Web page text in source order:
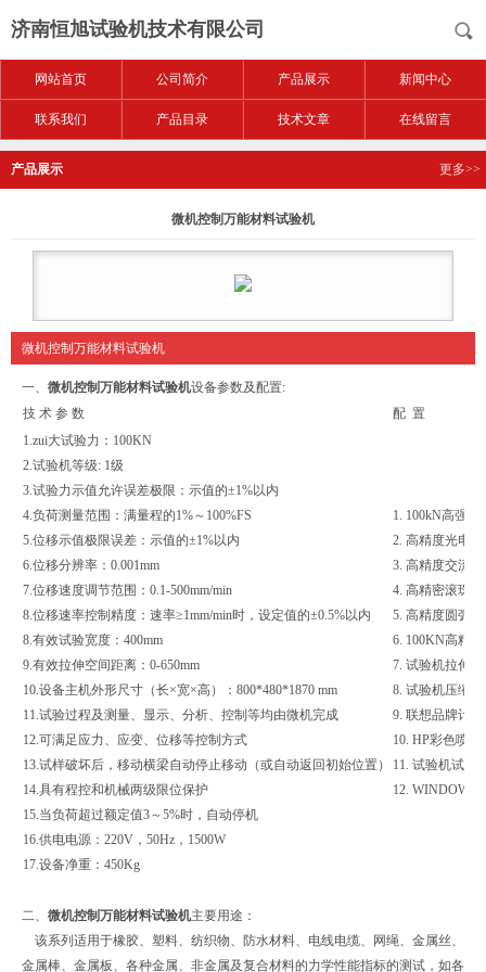
济南恒旭试验机技术有限公司
网站首页 公司简介 产品展示 新闻中心
联系我们 产品目录 技术文章 在线留言
产品展示 更多>>
微机控制万能材料试验机
微机控制万能材料试验机
一、 微机控制万能材料试验机设备参数及配置:
技 术 参 数
配 置
1.zui大试验力：100KN
2.试验机等级: 1级
3.试验力示值允许误差极限：示值的±1%以内
4.负荷测量范围：满量程的1%～100%FS
5.位移示值极限误差：示值的±1%以内
6.位移分辨率：0.001mm
7.位移速度调节范围：0.1-500mm/min
8.位移速率控制精度：速率≥1mm/min时，设定值的±0.5%以内
8.有效试验宽度：400mm
9.有效拉伸空间距离：0-650mm
10.设备主机外形尺寸（长×宽×高）：800*480*1870 mm
11.试验过程及测量、显示、分析、控制等均由微机完成
12.可满足应力、应变、位移等控制方式
13.试样破坏后，移动横梁自动停止移动（或自动返回初始位置）
14.具有程控和机械两级限位保护
15.当负荷超过额定值3～5%时，自动停机
16.供电电源：220V，50Hz，1500W
17.设备净重：450Kg
1. 100kN高强
2. 高精度光电
3. 高精度交流
4. 高精密滚珠
5. 高精度圆弧
6. 100KN高精
7. 试验机拉伸
8. 试验机压缩
9. 联想品牌计
10. HP彩色喷
11. 试验机试验
12.
二、 微机控制万能材料试验机主要用途：
该系列适用于橡胶、塑料、纺织物、防水材料、电线电缆、网绳、金属丝、
金属棒、金属板、各种金属、非金属及复合材料的力学性能指标的测试，如各